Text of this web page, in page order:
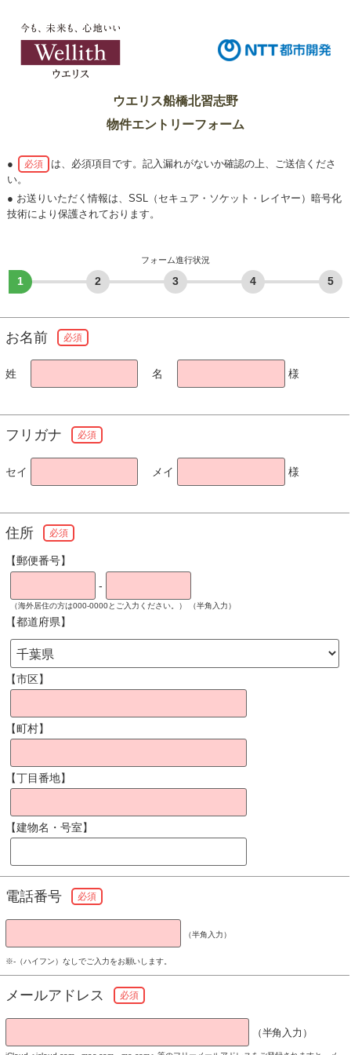
ウエリス船橋北習志野
物件エントリーフォーム
● 必須
は、必須項目です。記入漏れがないか確認の上、ご送信くださ
い。
● お送りいただく情報は、SSL（セキュア・ソケット・レイヤー）暗号化
技術により保護されております。
フォーム進行状況
1 2 3 4 5
お名前 必須
姓 名 様
フリガナ 必須
セイ メイ 様
住所 必須
【郵便番号】
-
（海外居住の方は000-0000とご入力ください。） （半角入力）
【都道府県】
【市区】
【町村】
【丁目番地】
【建物名・号室】
電話番号 必須
（半角入力）
※-（ハイフン）なしでご入力をお願いします。
メールアドレス 必須
（半角入力）